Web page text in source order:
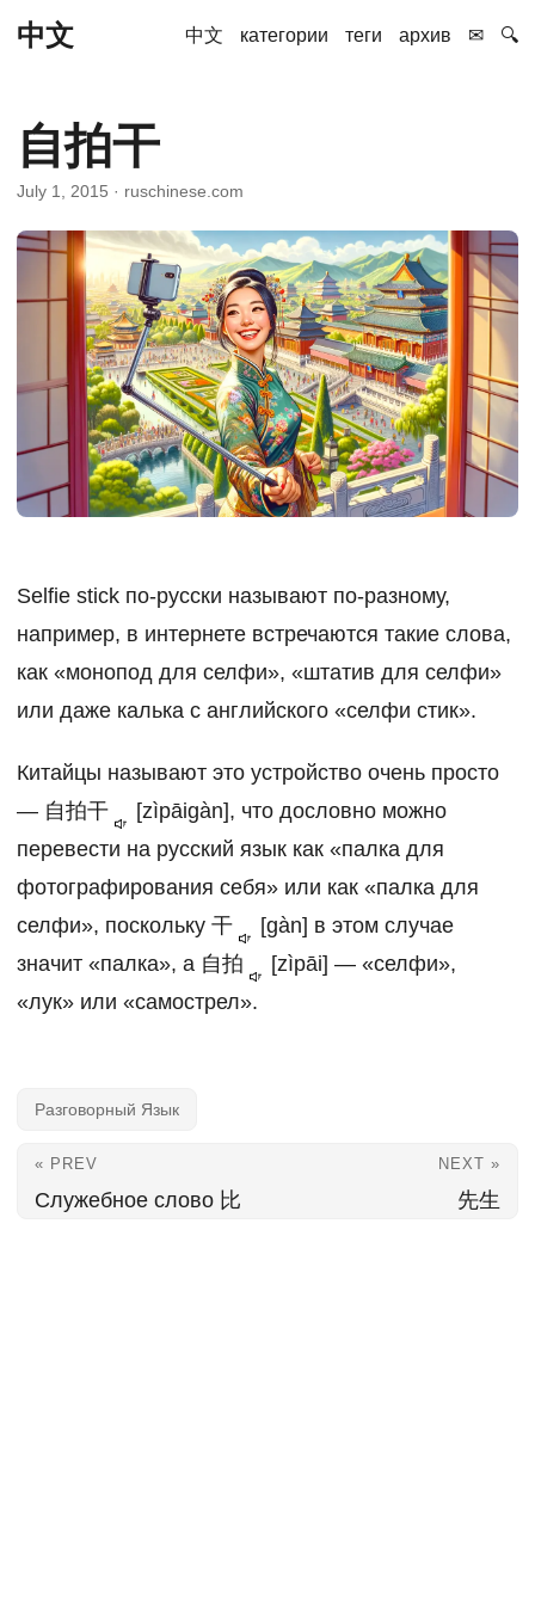
中文 中文 категории теги архив ✉ 🔍
自拍干
July 1, 2015 · ruschinese.com
Selfie stick по-русски называют по-разному,
например, в интернете встречаются такие слова,
как «монопод для селфи», «штатив для селфи»
или даже калька с английского «селфи стик».
Китайцы называют это устройство очень просто
— 自拍干
[zìpāigàn], что дословно можно
перевести на русский язык как «палка для
фотографирования себя» или как «палка для
селфи», поскольку 干
[gàn] в этом случае
значит «палка», а 自拍
[zìpāi] — «селфи»,
«лук» или «самострел».
Разговорный Язык
« PREV
Служебное слово 比
NEXT »
先生